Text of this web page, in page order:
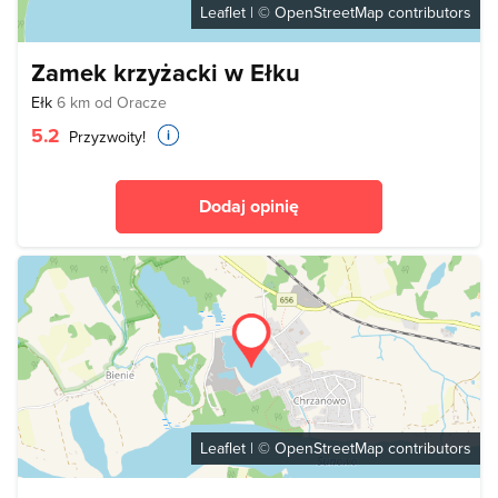
Leaflet | © OpenStreetMap contributors
Zamek krzyżacki w Ełku
Ełk 6 km od Oracze
5.2 Przyzwoity!
Dodaj opinię
Leaflet | © OpenStreetMap contributors